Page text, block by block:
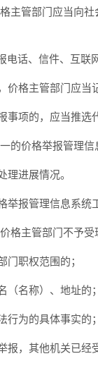
主管部门应当向
电话、信件、互联
格主管部门应当
项的，应当推选
的价格举报管理信
进展情况。
报管理信息系统
格主管部门不予受
门职权范围的；
（名称）、地址的；
行为的具体事实的；
报，其他机关已经